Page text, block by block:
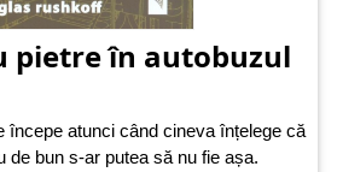
pietre în autobuzul
începe atunci când cineva înțelege că
de bun s-ar putea să nu fie așa.